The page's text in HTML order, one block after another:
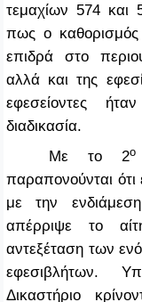
τεμαχίων 574 και
πως ο καθορισμός
επιδρά στο
αλλά και της
εφεσείοντες
διαδικασία.
Με το 2ο
παραπονούνται
με την
απέρριψε το
αντεξέταση των
εφεσιβλήτων.
Δικαστήριο